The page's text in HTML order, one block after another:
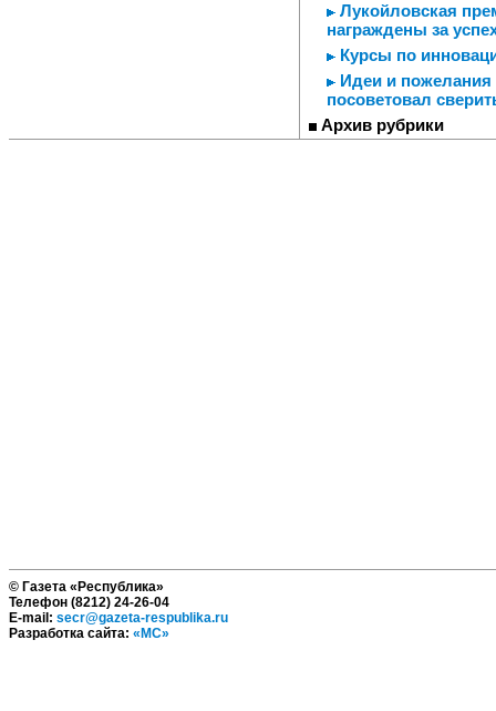
Лукойловская
награждены за
Курсы по
Идеи и пожелания
посоветовал
Архив рубрики
© Газета «Республика»
Телефон (8212) 24-26-04
E-mail: secr@gazeta-respublika.ru
Разработка сайта: «МС»